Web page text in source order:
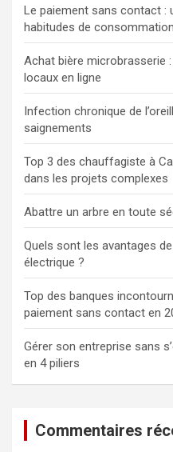
Le paiement sans contact
habitudes de consommation
Achat bière microbrasserie
locaux en ligne
Infection chronique de
saignements
Top 3 des chauffagiste à
dans les projets complexes
Abattre un arbre en toute
Quels sont les avantages
électrique ?
Top des banques
paiement sans contact en
Gérer son entreprise sans
en 4 piliers
Commentaires